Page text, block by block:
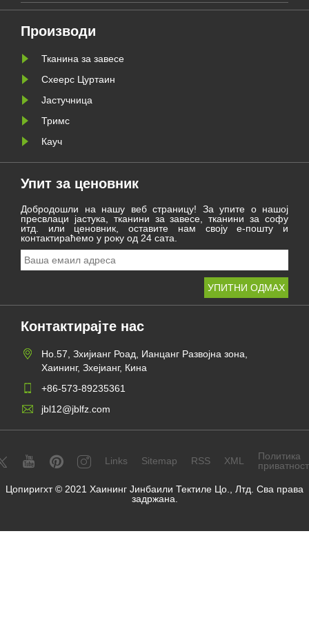
године и радује се новом
Производи
Тканина за завесе
Схеерс Цуртаин
Јастучница
Тримс
Кауч
Упит за ценовник
Добродошли на нашу веб страницу! За упите о нашој
пресвлаци јастука, тканини за завесе, тканини за софу
итд. или ценовник, оставите нам своју е-пошту и
контактираћемо у року од 24 сата.
Контактирајте нас
Но.57, Зхијианг Роад, Ианцанг Развојна зона,
Хаининг, Зхејианг, Кина
+86-573-89235361
jbl12@jblfz.com
Links Sitemap RSS XML
Политика
Цопиригхт © 2021 Хаининг Јинбаили Тектиле Цо., Лтд. Сва права
задржана.